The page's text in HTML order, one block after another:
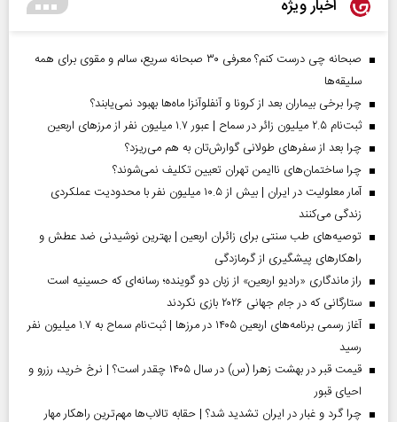
اخبار ویژه
صبحانه چی درست کنم؟ معرفی ۳۰ صبحانه سریع، سالم و مقوی برای همه
سلیقه‌ها
چرا برخی بیماران بعد از کرونا و آنفلوآنزا ماه‌ها بهبود نمی‌یابند؟
ثبت‌نام ۲.۵ میلیون زائر در سماح | عبور ۱.۷ میلیون نفر از مرز‌های اربعین
چرا بعد از سفرهای طولانی گوارش‌تان به هم می‌ریزد؟
چرا ساختمان‌های ناایمن تهران تعیین تکلیف نمی‌شوند؟
آمار معلولیت در ایران | بیش از ۱۰.۵ میلیون نفر با محدودیت عملکردی
زندگی می‌کنند
توصیه‌های طب سنتی برای زائران اربعین | بهترین نوشیدنی ضد عطش و
راهکارهای پیشگیری از گرمازدگی
راز ماندگاری «رادیو اربعین» از زبان دو گوینده؛ رسانه‌ای که حسینیه است
ستارگانی که در جام جهانی ۲۰۲۶ بازی نکردند
آغاز رسمی برنامه‌های اربعین ۱۴۰۵ در مرز‌ها | ثبت‌نام سماح به ۱.۷ میلیون نفر
رسید
قیمت قبر در بهشت زهرا (س) در سال ۱۴۰۵ چقدر است؟ | نرخ خرید، رزرو و
احیای قبور
چرا گرد و غبار در ایران تشدید شد؟ | حقابه تالاب‌ها مهم‌ترین راهکار مهار